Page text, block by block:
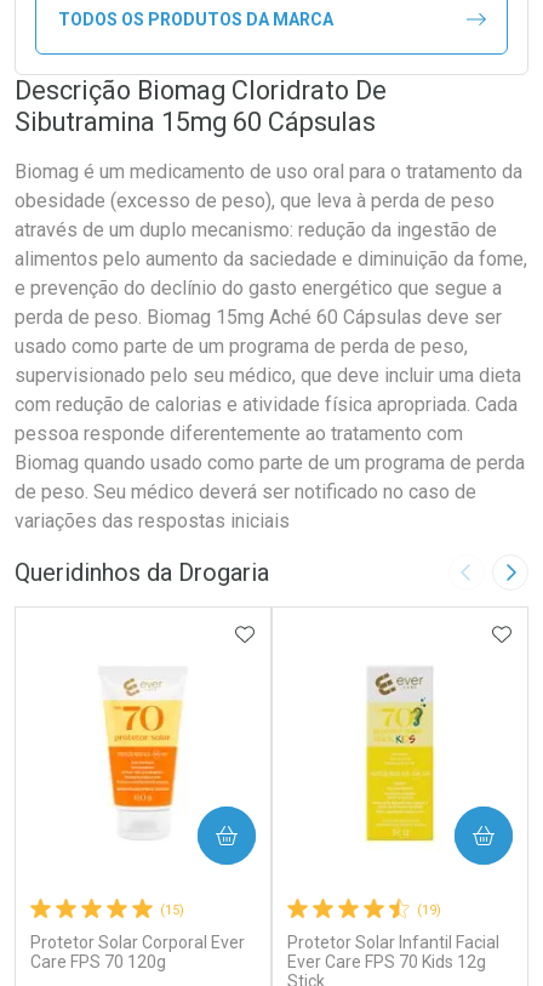
TODOS OS PRODUTOS DA MARCA
Descrição Biomag Cloridrato De
Sibutramina 15mg 60 Cápsulas
Biomag é um medicamento de uso oral para o tratamento da
obesidade (excesso de peso), que leva à perda de peso
através de um duplo mecanismo: redução da ingestão de
alimentos pelo aumento da saciedade e diminuição da fome,
e prevenção do declínio do gasto energético que segue a
perda de peso. Biomag 15mg Aché 60 Cápsulas deve ser
usado como parte de um programa de perda de peso,
supervisionado pelo seu médico, que deve incluir uma dieta
com redução de calorias e atividade física apropriada. Cada
pessoa responde diferentemente ao tratamento com
Biomag quando usado como parte de um programa de perda
de peso. Seu médico deverá ser notificado no caso de
variações das respostas iniciais
Queridinhos da Drogaria Imagem
(15)
Protetor Solar Corporal Ever
Care FPS 70 120g
ADICIONAR AOS FAVORITOS
COMPRAR
(19)
Protetor Solar Infantil Facial
Ever Care FPS 70 Kids 12g
Stick
COMPRAR